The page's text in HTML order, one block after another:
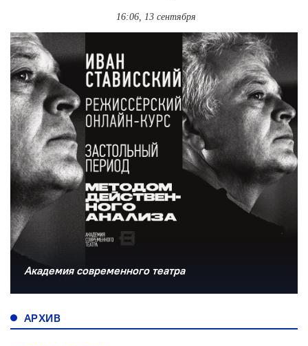
16:06, 13 сентября
Академия современного театра
АРХИВ